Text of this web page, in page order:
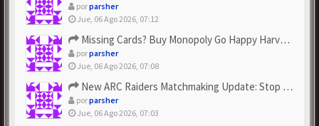
porparsher
Jue, 06 Ago 2026, 07:12
Missing Cards? Buy Monopoly Go Happy Harvest with Looney Tun...
porparsher
Jue, 06 Ago 2026, 07:08
New ARC Raiders Matchmaking Update: Stop Failed - Grab Bluep...
porparsher
Jue, 06 Ago 2026, 07:03